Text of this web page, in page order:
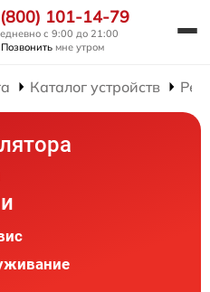
101-14-79
с 9:00 до 21:00
Позвонить мне утром
Каталог устройств